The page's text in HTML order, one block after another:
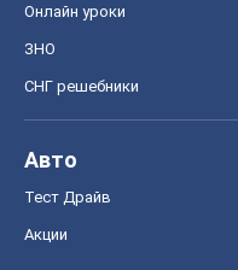
Онлайн уроки
ЗНО
СНГ решебники
Авто
Тест Драйв
Акции